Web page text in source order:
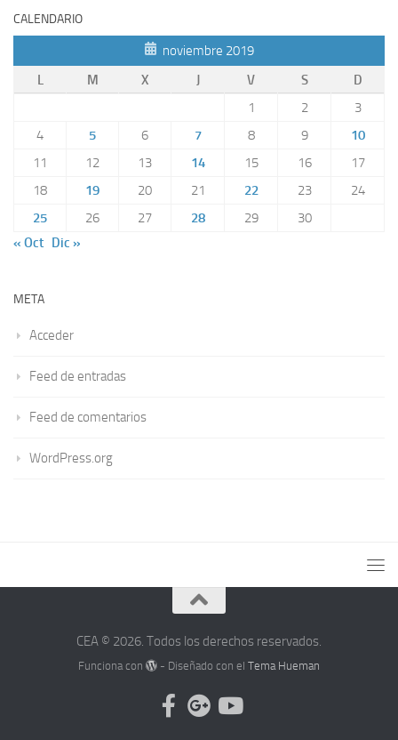
CALENDARIO
noviembre 2019
L
M X J V S
D
1
2
3
4
5 6 7 8 9
10
11
12 13 14 15 16
17
18
19 20 21 22 23
24
25
26 27 28 29
30
« Oct Dic »
META
Acceder
Feed de entradas
Feed de comentarios
WordPress.org
CEA © 2026. Todos los derechos reservados.
Funciona con - Diseñado con elTema Hueman